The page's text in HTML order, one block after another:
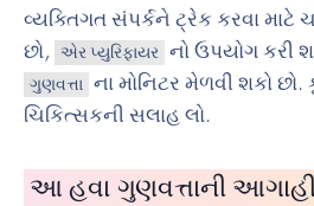
વ્યક્તિગત સંપર્કને ટ્રેક કરવા માટે
છો,
એર પ્યુરિફાયર નો ઉપયોગ કરી
ગુણવત્તા
ના મોનિટર મેળવી શકો છો.
ચિકિત્સકની સલાહ લો.
આ હવા ગુણવત્તાની આગાહી